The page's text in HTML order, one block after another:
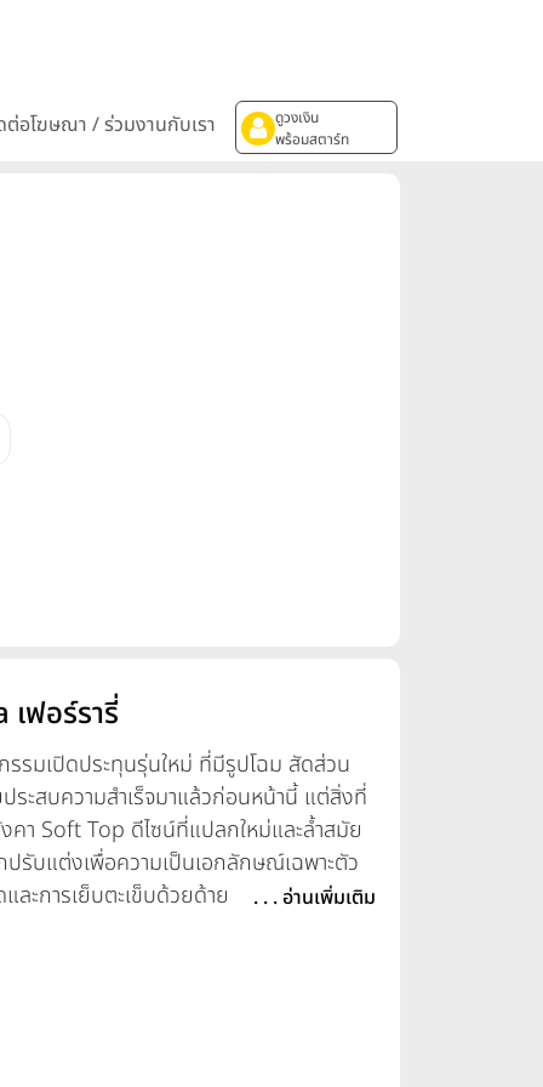
ต่อโฆษณา / ร่วมงานกับเรา
ดูวงเงิน
พร้อมสตาร์ท
ฟอร์รารี่
รมเปิดประทุนรุ่นใหม่ ที่มีรูปโฉม สัดส่วน
ระสบความสำเร็จมาแล้วก่อนหน้านี้ แต่สิ่งที่
คา Soft Top ดีไซน์ที่แปลกใหม่และล้ำสมัย
รับแต่งเพื่อความเป็นเอกลักษณ์เฉพาะตัว
ละการเย็บตะเข็บด้วยด้ายสีตัดกัน ตลอดจน
. . . อ่านเพิ่มเติม